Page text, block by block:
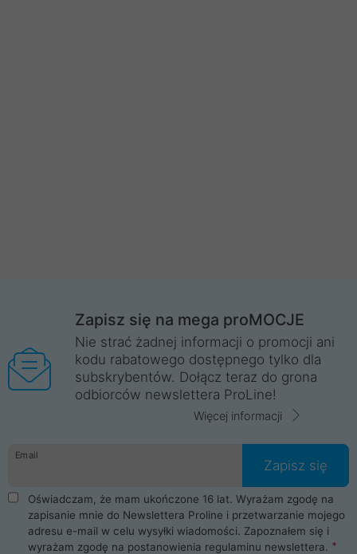
Zapisz się na mega proMOCJE
Nie strać żadnej informacji o promocji ani
kodu rabatowego dostępnego tylko dla
subskrybentów. Dołącz teraz do grona
odbiorców newslettera ProLine!
Więcej informacji
Email
Zapisz się
Oświadczam, że mam ukończone 16 lat. Wyrażam zgodę na
zapisanie mnie do Newslettera Proline i przetwarzanie mojego
adresu e-mail w celu wysyłki wiadomości. Zapoznałem się i
wyrażam zgodę na postanowienia regulaminu newslettera.